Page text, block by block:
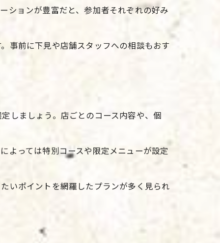
ションが豊富だと、参加者それぞれの好み
事前に下見や店舗スタッフへの相談もおす
しましょう。店ごとのコース内容や、個
よっては特別コースや限定メニューが設定
いポイントを網羅したプランが多く見られ